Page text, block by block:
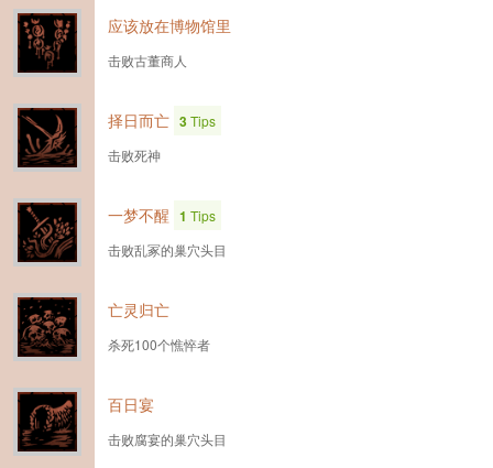
应该放在博物馆里
击败古董商人
择日而亡 3Tips
击败死神
一梦不醒 1 Tips
击败乱冢的巢穴头目
亡灵归亡
杀死100个憔悴者
百日宴
击败腐宴的巢穴头目